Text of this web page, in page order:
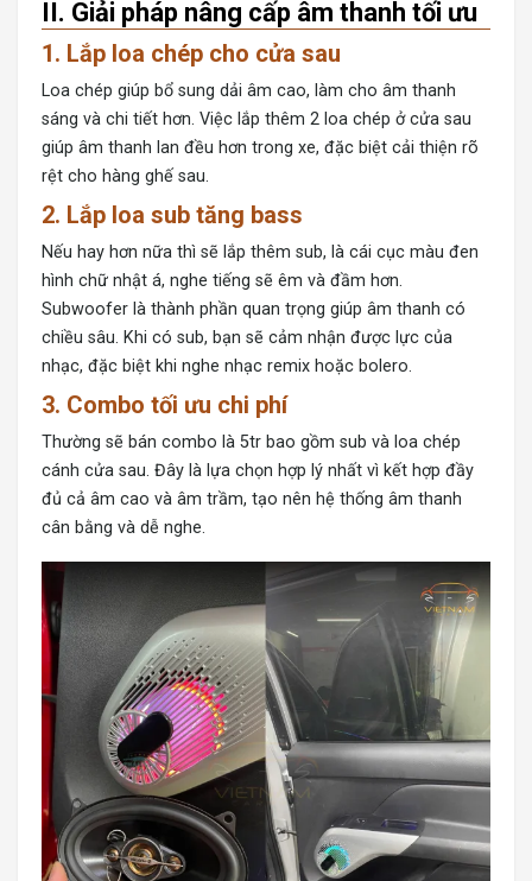
II. Giải pháp nâng cấp âm thanh tối ưu
1. Lắp loa chép cho cửa sau
Loa chép giúp bổ sung dải âm cao, làm cho âm thanh
sáng và chi tiết hơn. Việc lắp thêm 2 loa chép ở cửa sau
giúp âm thanh lan đều hơn trong xe, đặc biệt cải thiện rõ
rệt cho hàng ghế sau.
2. Lắp loa sub tăng bass
Nếu hay hơn nữa thì sẽ lắp thêm sub, là cái cục màu đen
hình chữ nhật á, nghe tiếng sẽ êm và đầm hơn.
Subwoofer là thành phần quan trọng giúp âm thanh có
chiều sâu. Khi có sub, bạn sẽ cảm nhận được lực của
nhạc, đặc biệt khi nghe nhạc remix hoặc bolero.
3. Combo tối ưu chi phí
Thường sẽ bán combo là 5tr bao gồm sub và loa chép
cánh cửa sau. Đây là lựa chọn hợp lý nhất vì kết hợp đầy
đủ cả âm cao và âm trầm, tạo nên hệ thống âm thanh
cân bằng và dễ nghe.